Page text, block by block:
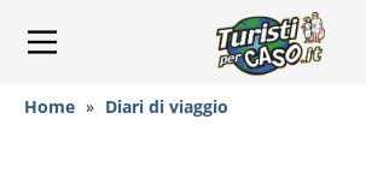
Home » Diari di viaggio